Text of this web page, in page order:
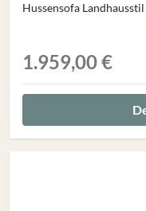
Hussensofa
1.959,00 €